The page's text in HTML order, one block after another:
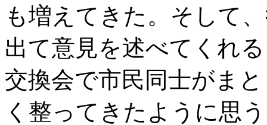
も増えてきた。そして
出て意見を述べてくれ
交換会で市民同士がま
く整ってきたように思